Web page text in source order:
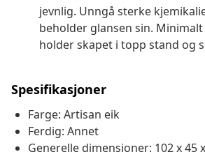
jevnlig. Unngå sterke
beholder glansen sin.
holder skapet i topp stand og
Spesifikasjoner
Farge: Artisan eik
Ferdig: Annet
Generelle dimensjoner: 102 x 45